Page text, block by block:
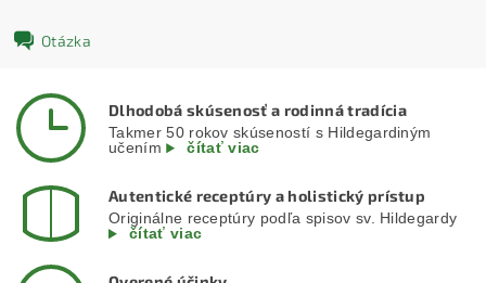
Otázka
Dlhodobá skúsenosť a rodinná tradícia
Takmer 50 rokov skúseností s Hildegardiným
učením
čítať viac
Autentické receptúry a holistický prístup
Originálne receptúry podľa spisov sv. Hildegardy
čítať viac